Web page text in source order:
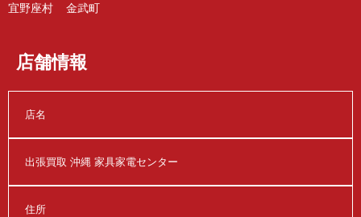
宜野座村
金武町
店舗情報
店名
出張買取 沖縄 家具家電センター
住所